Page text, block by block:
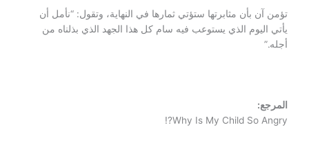
تؤمن آن بأن مثابرتها ستؤتي ثمارها في النهاية، وتقول: “نأمل أن
يأتي اليوم الذي يستوعب فيه سام كل هذا الجهد الذي بذلناه من
أجله.”
المرجع:
Why Is My Child So Angry?!